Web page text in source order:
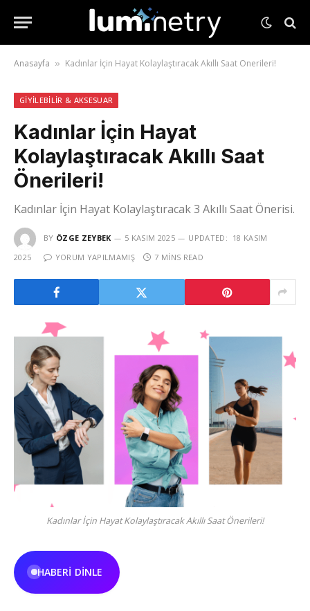
Anasayfa » Kadınlar İçin Hayat Kolaylaştıracak Akıllı Saat Önerileri!
GIYILEBILIR & AKSESUAR
Kadınlar İçin Hayat
Kolaylaştıracak Akıllı Saat
Önerileri!
Kadınlar İçin Hayat Kolaylaştıracak 3 Akıllı Saat Önerisi.
BY ÖZGE ZEYBEK 5 KASIM 2025 UPDATED: 18 KASIM
2025
YORUM YAPILMAMIŞ 7 MINS READ
Kadınlar İçin Hayat Kolaylaştıracak Akıllı Saat Önerileri!
HABERI DINLE